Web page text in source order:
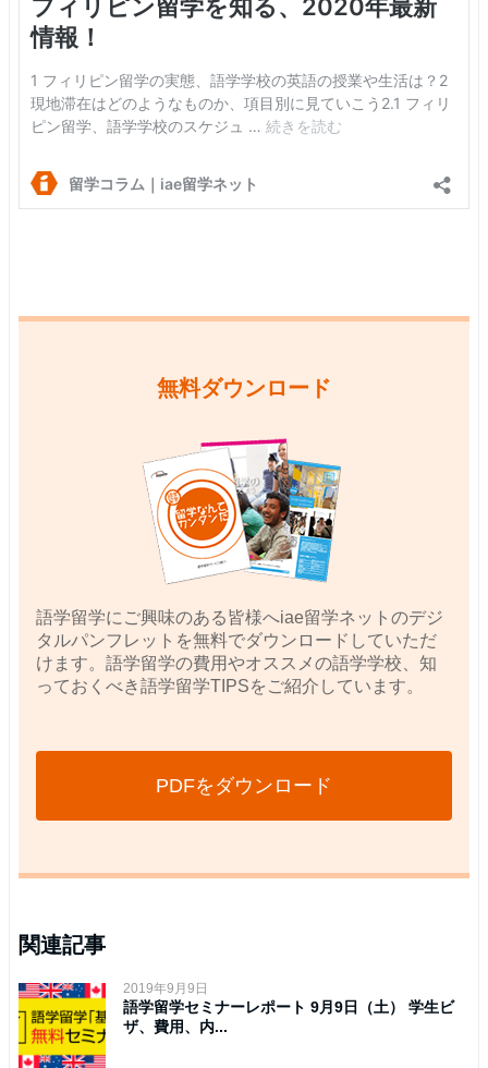
無料ダウンロード
語学留学にご興味のある皆様へiae留学ネットのデジ
タルパンフレットを無料でダウンロードしていただ
けます。語学留学の費用やオススメの語学学校、知
っておくべき語学留学TIPSをご紹介しています。
PDFをダウンロード
関連記事
2019年9月9日
語学留学セミナーレポート 9月9日（土） 学生ビ
ザ、費用、内...